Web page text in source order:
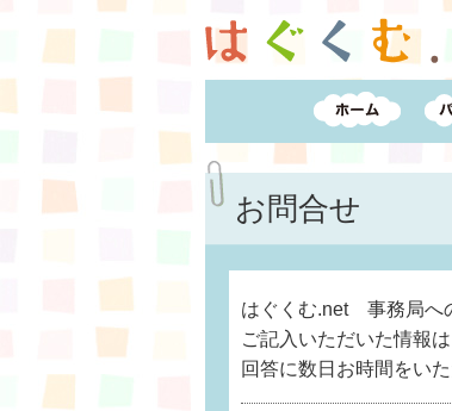
お問合せ
はぐくむ.net 事務局へ
ご記入いただいた情報は
回答に数日お時間をい